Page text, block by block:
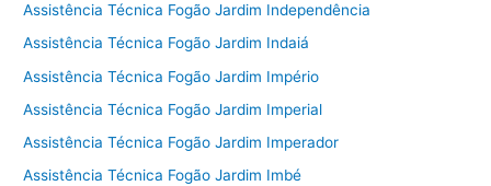
Assistência Técnica Fogão Jardim Independência
Assistência Técnica Fogão Jardim Indaiá
Assistência Técnica Fogão Jardim Império
Assistência Técnica Fogão Jardim Imperial
Assistência Técnica Fogão Jardim Imperador
Assistência Técnica Fogão Jardim Imbé